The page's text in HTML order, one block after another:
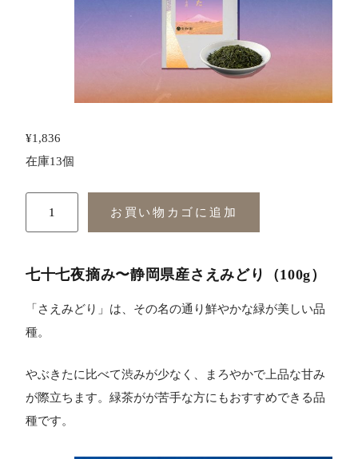
¥1,836
在庫13個
お買い物カゴに追加
七十七夜摘み〜静岡県産さえみどり （100g）
「さえみどり」は、その名の通り鮮やかな緑が美しい品
種。
やぶきたに比べて渋みが少なく、まろやかで上品な甘み
が際立ちます。緑茶がが苦手な方にもおすすめできる品
種です。